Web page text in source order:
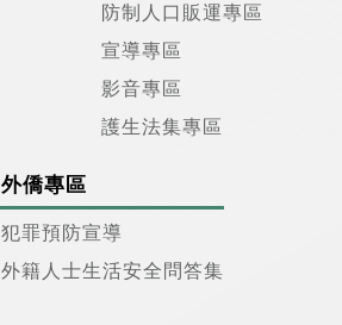
防制人口販運專區
宣導專區
影音專區
護生法集專區
外僑專區
犯罪預防宣導
外籍人士生活安全問答集